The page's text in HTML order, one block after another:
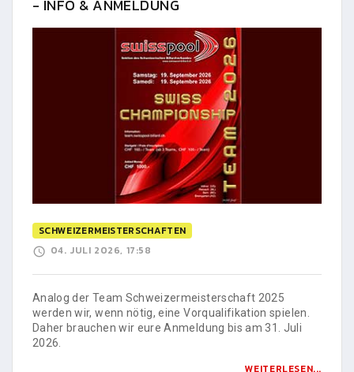
- INFO & ANMELDUNG
SCHWEIZERMEISTERSCHAFTEN
04. JULI 2026, 17:58
Analog der Team Schweizermeisterschaft 2025
werden wir, wenn nötig, eine Vorqualifikation spielen.
Daher brauchen wir eure Anmeldung bis am 31. Juli
2026.
WEITERLESEN...